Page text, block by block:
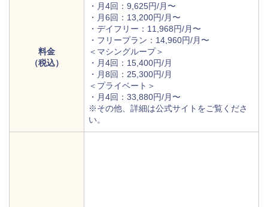
料金
（税込）
・月4回：9,625円/月〜
・月6回：13,200円/月〜
・デイフリー：11,968円/月〜
・フリープラン：14,960円/月〜
＜マシングループ＞
・月4回：15,400円/月
・月8回：25,300円/月
＜プライベート＞
・月4回：33,880円/月〜
※その他、詳細は公式サイトをご覧くださ
い。